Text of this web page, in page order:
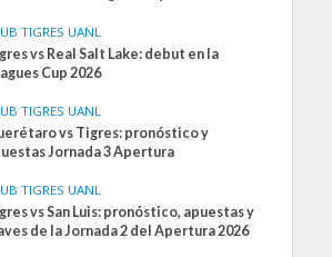
TIGRES UANL
vs Real Salt Lake: debut en la
Cup 2026
TIGRES UANL
vs Tigres: pronóstico y
Jornada 3 Apertura
TIGRES UANL
vs San Luis: pronóstico, apuestas y
de la Jornada 2 del Apertura 2026